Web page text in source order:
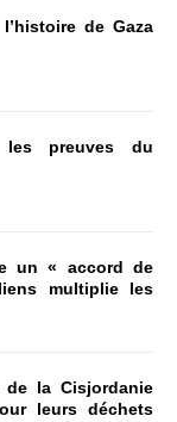
de Gaza
les preuves du
un « accord de
multiplie les
de la Cisjordanie
leurs déchets